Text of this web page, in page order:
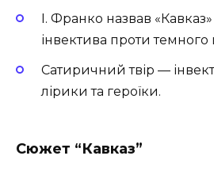
І. Франко назвав
інвектива проти темного
Сатиричний твір —
лірики та героїки.
Сюжет “Кавказ”